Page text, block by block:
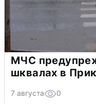
МЧС
шквалах в
7 августа 0